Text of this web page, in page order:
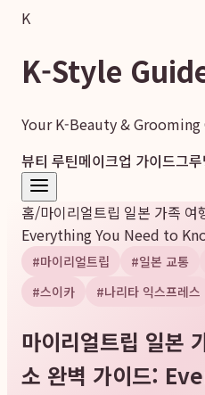
K
K-Style
Your K-Beauty &
뷰티 루틴메이크업 가이드그루
홈/마이리얼트립 일본 가족
Everything You Need to
#마이리얼트립 #일본 교통
#스이카 #나리타 익스프레스
마이리얼트립 일본
소 완벽 가이드: